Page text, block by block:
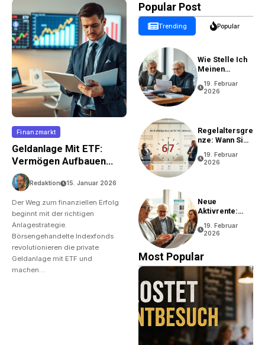
Finanzmarkt
Geldanlage Mit ETF:
Vermögen Aufbauen
Einfach Gemacht
Redaktion 15. Januar 2026
Der Weg zum finanziellen Erfolg
beginnt mit der richtigen
Anlagestrategie.
Börsengehandelte Indexfonds
revolutionieren die private
Geldanlage mit ETF und
machen…
Popular Post
Trending Popular
Wie Stelle Ich
Meinen
19. Februar
2026
Regelaltersgre
Nze: Wann Sie
Können
19. Februar
2026
Neue
Aktivrente:
Bedingungen
19. Februar
2026
Most Popular